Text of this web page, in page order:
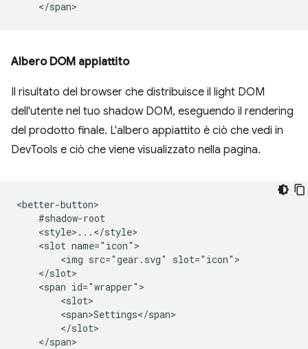
Albero DOM appiattito
Il risultato del browser che distribuisce il light DOM
dell'utente nel tuo shadow DOM, eseguendo il rendering
del prodotto finale. L'albero appiattito è ciò che vedi in
DevTools e ciò che viene visualizzato nella pagina.
<better-button>
    #shadow-root
    <style>...</style>
    <slot name="icon">
        <img src="gear.svg" slot="icon">
    </slot>
    <span id="wrapper">
        <slot>
        <span>Settings</span>
        </slot>
    </span>